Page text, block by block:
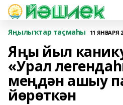
Яңылыҡтар таҫмаһы 11 ЯНВАРЯ
Яңы йыл
«Урал
меңдән ашыу
йөрөткән